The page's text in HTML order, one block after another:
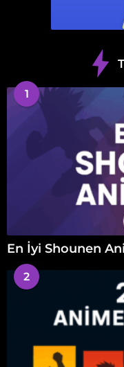
1
En İyi Shounen
2